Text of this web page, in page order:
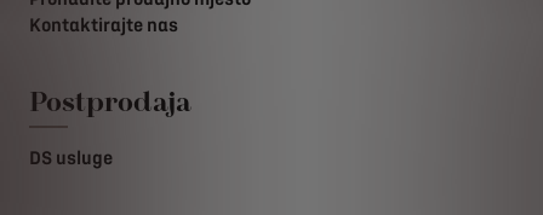
Kontaktirajte nas
Postprodaja
DS usluge